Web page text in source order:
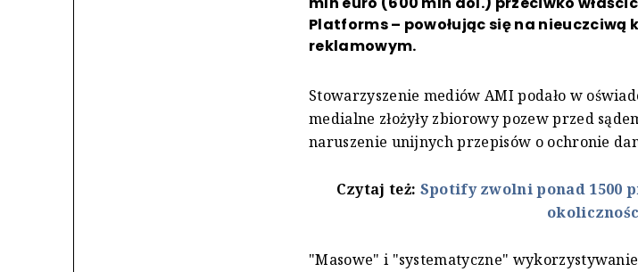
Platforms – powołując się na nieuczciwą
reklamowym.
Stowarzyszenie mediów AMI podało w
medialne złożyły zbiorowy pozew przed
naruszenie unijnych przepisów o ochronie
Czytaj też: Spotify zwolni ponad 1500
"Masowe" i "systematyczne"